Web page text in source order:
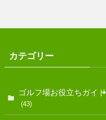
カテゴリー
ゴルフ場お役立ちガイド
(43)